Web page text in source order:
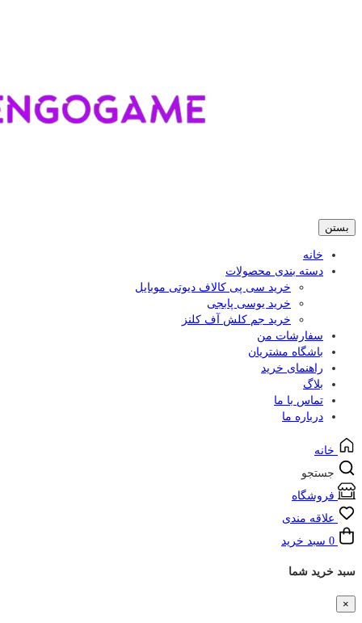
بستن
خانه
دسته بندی محصولات
خرید سی پی کالاف دیوتی موبایل
خرید یوسی پابجی
خرید جم کلش آف کلنز
سفارشات من
باشگاه مشتریان
راهنمای خرید
بلاگ
تماس با ما
درباره ما
خانه
جستجو
فروشگاه
علاقه مندی
0 سبد خرید
سبد خرید شما
×